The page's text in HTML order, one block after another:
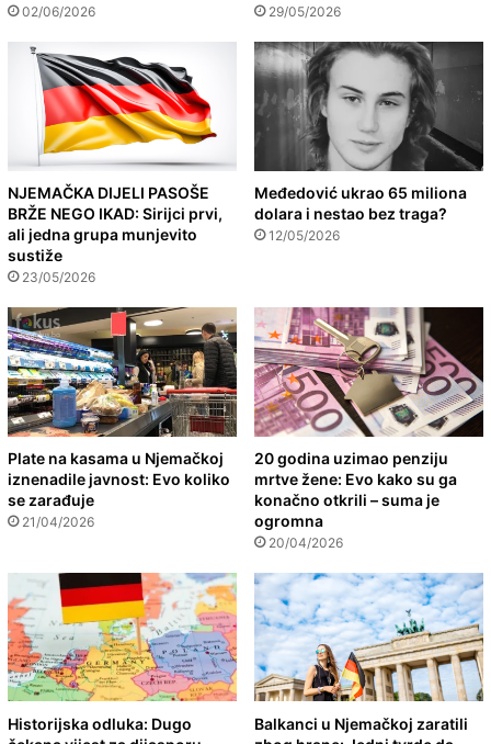
02/06/2026 29/05/2026
NJEMAČKA DIJELI PASOŠE
BRŽE NEGO IKAD: Sirijci prvi,
ali jedna grupa munjevito
sustiže
23/05/2026
Međedović ukrao 65 miliona
dolara i nestao bez traga?
12/05/2026
Plate na kasama u Njemačkoj
iznenadile javnost: Evo koliko
se zarađuje
21/04/2026
20 godina uzimao penziju
mrtve žene: Evo kako su ga
konačno otkrili – suma je
ogromna
20/04/2026
Historijska odluka: Dugo
Balkanci u Njemačkoj zaratili